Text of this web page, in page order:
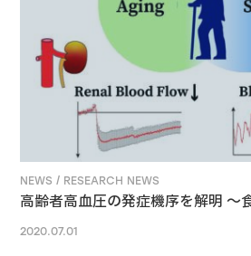
NEWS / RESEARCH NEWS
高齢者高血圧の発症機序を解明 ～
2020.07.01